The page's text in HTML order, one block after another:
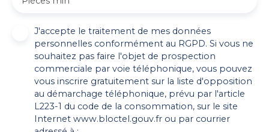
J'accepte le traitement de mes données
personnelles conformément au RGPD. Si vous ne
souhaitez pas faire l'objet de prospection
commerciale par voie téléphonique, vous pouvez
vous inscrire gratuitement sur la liste d'opposition
au démarchage téléphonique, prévu par l'article
L223-1 du code de la consommation, sur le site
Internet www.bloctel.gouv.fr ou par courrier